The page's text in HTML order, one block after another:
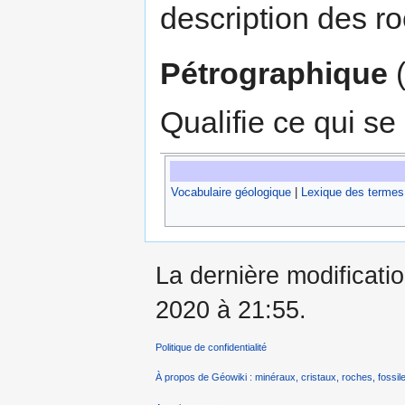
description des
Pétrographique
Qualifie ce qui
Vocabulaire géologique Lexique des
La dernière
2020 à 21:55.
Politique de confidentialité
À propos de Géowiki : minéraux, cristaux, roches,